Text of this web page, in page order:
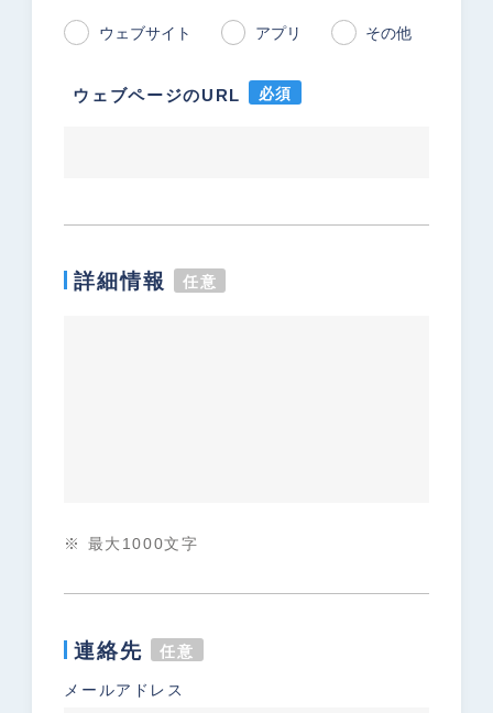
ウェブサイト アプリ その他
ウェブページのURL 必須
詳細情報 任意
※ 最大1000文字
連絡先 任意
メールアドレス